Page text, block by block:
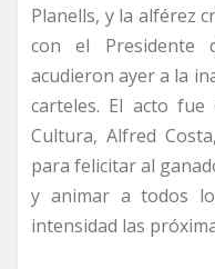
Planells, y la alférez
con el Presidente
acudieron ayer a la
carteles. El acto fue
Cultura, Alfred
para felicitar al
y animar a todos
intensidad las